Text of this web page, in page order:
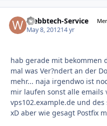
Webbtech-Service
May 8, 201214 yr
hab gerade mit bekommen
mal was Ver?ndert an der
mehr... naja irgendwo ist
mir laufen sonst alle emails
vps102.example.de und
xD aber wie gesagt Postfix